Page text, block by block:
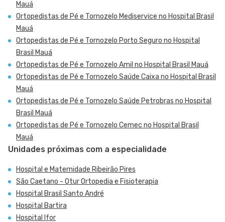
Mauá
Ortopedistas de Pé e Tornozelo Mediservice no Hospital Brasil
Mauá
Ortopedistas de Pé e Tornozelo Porto Seguro no Hospital
Brasil Mauá
Ortopedistas de Pé e Tornozelo Amil no Hospital Brasil Mauá
Ortopedistas de Pé e Tornozelo Saúde Caixa no Hospital Brasil
Mauá
Ortopedistas de Pé e Tornozelo Saúde Petrobras no Hospital
Brasil Mauá
Ortopedistas de Pé e Tornozelo Cemec no Hospital Brasil
Mauá
Unidades próximas com a especialidade
Hospital e Maternidade Ribeirão Pires
São Caetano - Otur Ortopedia e Fisioterapia
Hospital Brasil Santo André
Hospital Bartira
Hospital Ifor